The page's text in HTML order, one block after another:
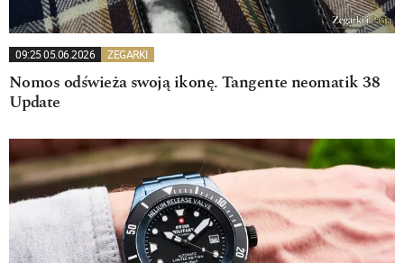
09:25 05.06.2026 ZEGARKI
Nomos odświeża swoją ikonę. Tangente neomatik 38
Update